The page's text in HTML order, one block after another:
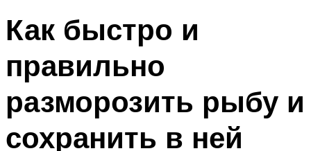
Как быстро и
правильно
разморозить рыбу и
сохранить в ней